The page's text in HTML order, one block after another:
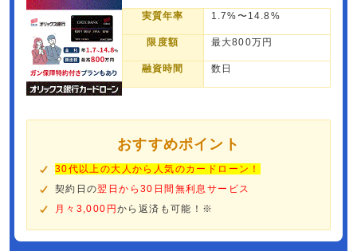
実質年率 1.7%〜14.8%
限度額 最大800万円
融資時間 数日
おすすめポイント
30代以上の大人から人気のカードローン！
契約日の翌日から30日間無利息サービス
月々3,000円 から返済も可能！※